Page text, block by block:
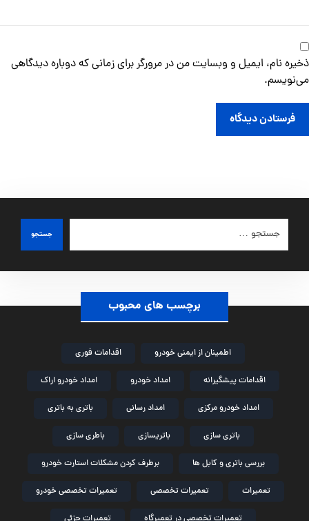
ذخیره نام، ایمیل و وبسایت من در مرورگر برای زمانی که دوباره دیدگاهی
می‌نویسم.
فرستادن دیدگاه
جستجو
برچسب های محبوب
اطمینان از ایمنی خودرو اقدامات فوری
اقدامات پیشگیرانه امداد خودرو امداد خودرو اراک
امداد خودرو مرکزی امداد رسانی باتری به باتری
باتری سازی باتریسازی باطری سازی
بررسی باتری و کابل ها برطرف کردن مشکلات استارت خودرو
تعمیرات تعمیرات تخصصی تعمیرات تخصصی خودرو